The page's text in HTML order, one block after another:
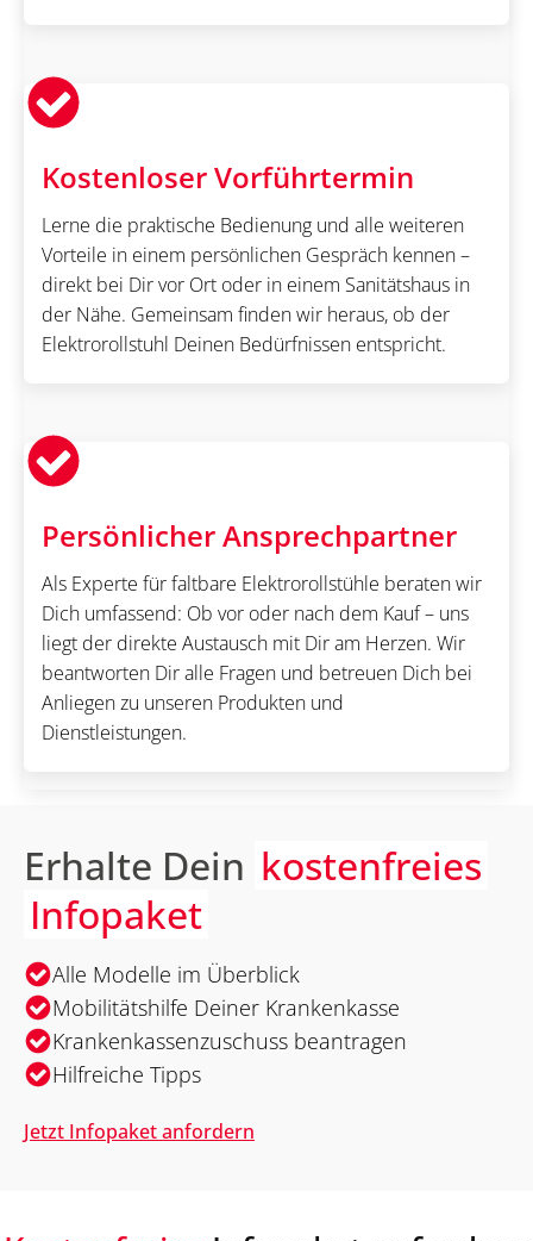
Kostenloser Vorführtermin
Lerne die praktische Bedienung und alle weiteren
Vorteile in einem persönlichen Gespräch kennen –
direkt bei Dir vor Ort oder in einem Sanitätshaus in
der Nähe. Gemeinsam finden wir heraus, ob der
Elektrorollstuhl Deinen Bedürfnissen entspricht.
Persönlicher Ansprechpartner
Als Experte für faltbare Elektrorollstühle beraten wir
Dich umfassend: Ob vor oder nach dem Kauf – uns
liegt der direkte Austausch mit Dir am Herzen. Wir
beantworten Dir alle Fragen und betreuen Dich bei
Anliegen zu unseren Produkten und
Dienstleistungen.
Erhalte Dein kostenfreies
Infopaket
Alle Modelle im Überblick
Mobilitätshilfe Deiner Krankenkasse
Krankenkassenzuschuss beantragen
Hilfreiche Tipps
Jetzt Infopaket anfordern